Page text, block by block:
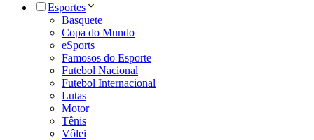
Esportes
Basquete
Copa do Mundo
eSports
Famosos do Esporte
Futebol Nacional
Futebol Internacional
Lutas
Motor
Tênis
Vôlei